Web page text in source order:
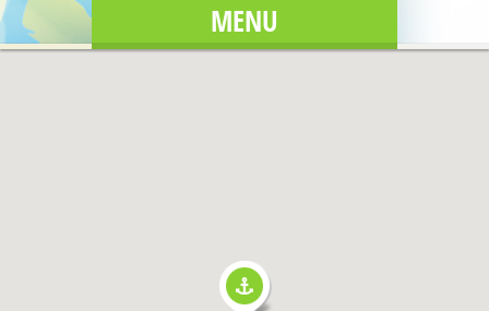
MENU